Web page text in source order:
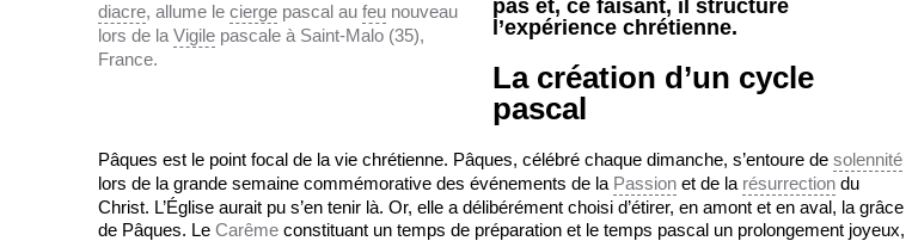
diacre, allume le cierge pascal au feu nouveau
lors de la Vigile pascale à Saint-Malo (35),
France.
pas et, ce faisant, il structure
l’expérience chrétienne.
La création d’un cycle
pascal
Pâques est le point focal de la vie chrétienne. Pâques, célébré chaque dimanche, s’entoure de solennité
lors de la grande semaine commémorative des événements de la Passion et de la résurrection du
Christ. L’Église aurait pu s’en tenir là. Or, elle a délibérément choisi d’étirer, en amont et en aval, la grâce
de Pâques. Le Carême constituant un temps de préparation et le temps pascal un prolongement joyeux,